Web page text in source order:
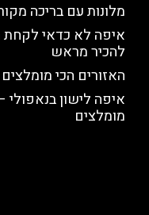
מלונות עם בריכה
איפה לא כדאי לקחת
להכיר מראש
האזורים הכי
איפה לישון בנאפולי
מומלצים